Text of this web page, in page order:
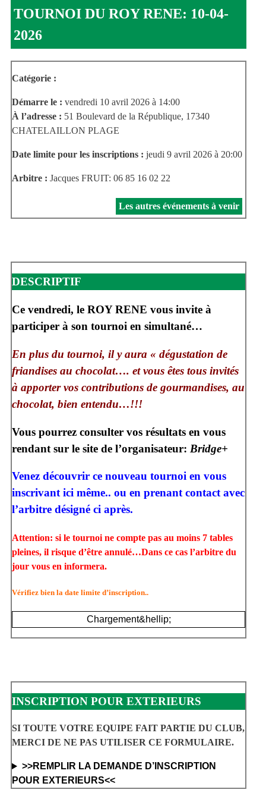
TOURNOI DU ROY RENE: 10-04-
2026
Catégorie :
Démarre le : vendredi 10 avril 2026 à 14:00
À l’adresse : 51 Boulevard de la République, 17340
CHATELAILLON PLAGE
Date limite pour les inscriptions : jeudi 9 avril 2026 à 20:00
Arbitre : Jacques FRUIT: 06 85 16 02 22
Les autres événements à venir
DESCRIPTIF
Ce vendredi, le ROY RENE vous invite à
participer à son tournoi en simultané…
En plus du tournoi, il y aura « dégustation de
friandises au chocolat…. et vous êtes tous invités
à apporter vos contributions de gourmandises, au
chocolat, bien entendu…!!!
Vous pourrez consulter vos résultats en vous
rendant sur le site de l’organisateur: Bridge+
Venez découvrir ce nouveau tournoi en vous
inscrivant ici même.. ou en prenant contact avec
l’arbitre désigné ci après.
Attention: si le tournoi ne compte pas au moins 7 tables
pleines, il risque d’être annulé…Dans ce cas l’arbitre du
jour vous en informera.
Vérifiez bien la date limite d’inscription..
Chargement&hellip;
INSCRIPTION POUR EXTERIEURS
SI TOUTE VOTRE EQUIPE FAIT PARTIE DU CLUB,
MERCI DE NE PAS UTILISER CE FORMULAIRE.
>>REMPLIR LA DEMANDE D’INSCRIPTION
POUR EXTERIEURS<<